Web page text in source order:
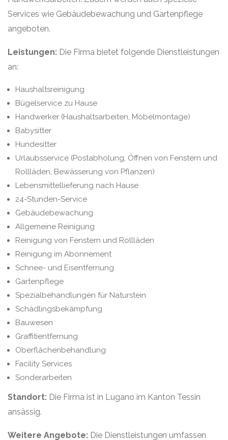
Services wie Gebäudebewachung und Gartenpflege
angeboten.
Leistungen: Die Firma bietet folgende Dienstleistungen
an:
Haushaltsreinigung
Bügelservice zu Hause
Handwerker (Haushaltsarbeiten, Möbelmontage)
Babysitter
Hundesitter
Urlaubsservice (Postabholung, Öffnen von Fenstern und
Rollläden, Bewässerung von Pflanzen)
Lebensmittellieferung nach Hause
24-Stunden-Service
Gebäudebewachung
Allgemeine Reinigung
Reinigung von Fenstern und Rollläden
Reinigung im Abonnement
Schnee- und Eisentfernung
Gartenpflege
Spezialbehandlungen für Naturstein
Schädlingsbekämpfung
Bauwesen
Graffitientfernung
Oberflächenbehandlung
Facility Services
Sonderarbeiten
Standort: Die Firma ist in Lugano im Kanton Tessin
ansässig.
Weitere Angebote: Die Dienstleistungen umfassen